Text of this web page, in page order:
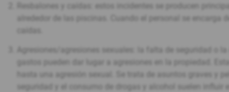
Resbalones y caídas: estos incidentes se producen
alrededor de las piscinas. Cuando el personal se encarga
caídas.
Agresiones/agresiones sexuales: la falta de seguridad o
gastos pueden dar lugar a agresiones en la propiedad.
hasta una agresión sexual. Se trata de asuntos graves y
seguridad y el consumo de drogas y alcohol suelen influir